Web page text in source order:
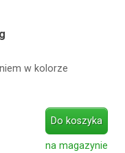
w kolorze
Do koszyka
na magazynie